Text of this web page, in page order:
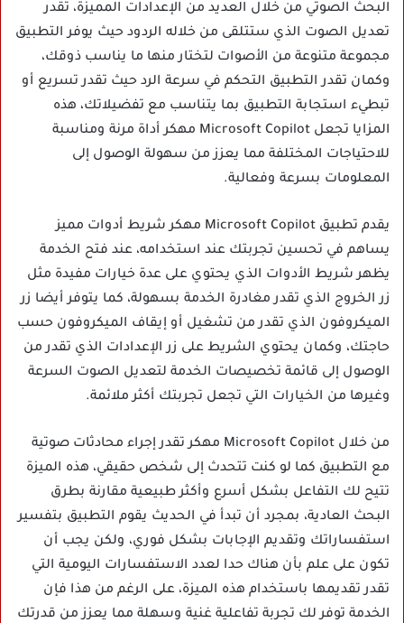
البحث الصوتي من خلال العديد من الإعدادات المميزة، تقدر
تعديل الصوت الذي ستتلقى من خلاله الردود حيث يوفر التطبيق
مجموعة متنوعة من الأصوات لتختار منها ما يناسب ذوقك،
وكمان تقدر التطبيق التحكم في سرعة الرد حيث تقدر تسريع أو
تبطيء استجابة التطبيق بما يتناسب مع تفضيلاتك، هذه
المزايا تجعل Microsoft Copilot مهكر أداة مرنة ومناسبة
للاحتياجات المختلفة مما يعزز من سهولة الوصول إلى
المعلومات بسرعة وفعالية.
يقدم تطبيق Microsoft Copilot مهكر شريط أدوات مميز
يساهم في تحسين تجربتك عند استخدامه، عند فتح الخدمة
يظهر شريط الأدوات الذي يحتوي على عدة خيارات مفيدة مثل
زر الخروج الذي تقدر مغادرة الخدمة بسهولة، كما يتوفر أيضا زر
الميكروفون الذي تقدر من تشغيل أو إيقاف الميكروفون حسب
حاجتك، وكمان يحتوي الشريط على زر الإعدادات الذي تقدر من
الوصول إلى قائمة تخصيصات الخدمة لتعديل الصوت السرعة
وغيرها من الخيارات التي تجعل تجربتك أكثر ملائمة.
من خلال Microsoft Copilot مهكر تقدر إجراء محادثات صوتية
مع التطبيق كما لو كنت تتحدث إلى شخص حقيقي، هذه الميزة
تتيح لك التفاعل بشكل أسرع وأكثر طبيعية مقارنة بطرق
البحث العادية، بمجرد أن تبدأ في الحديث يقوم التطبيق بتفسير
استفساراتك وتقديم الإجابات بشكل فوري، ولكن يجب أن
تكون على علم بأن هناك حدا لعدد الاستفسارات اليومية التي
تقدر تقديمها باستخدام هذه الميزة، على الرغم من هذا فإن
الخدمة توفر لك تجربة تفاعلية غنية وسهلة مما يعزز من قدرتك